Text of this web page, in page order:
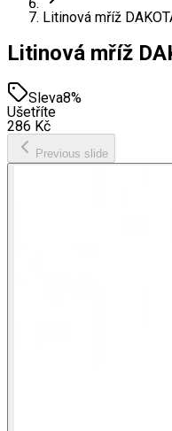
Litinová mříž
Litinová mříž
Sleva8%
Ušetříte
286 Kč
Previous slide